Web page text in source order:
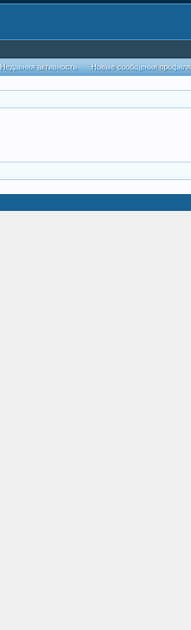
Недавняя активность Новые сообщения профиля